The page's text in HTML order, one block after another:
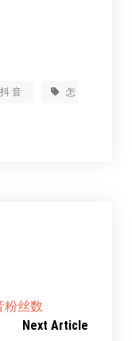
音
怎
粉丝数
Next Article